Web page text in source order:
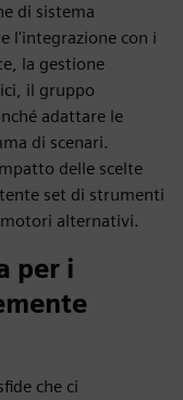
di sistema
l'integrazione con i
la gestione
il gruppo
adattare le
di scenari.
delle scelte
set di strumenti
alternativi.
per i
che ci